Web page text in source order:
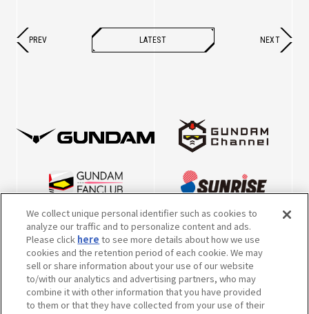
PREV LATEST NEXT
※英表記につきまして、2022年10月5日より、一部キャラクター・メカの表
We collect unique personal identifier such as cookies to
analyze our traffic and to personalize content and ads.
Please click here to see more details about how we use
cookies and the retention period of each cookie. We may
sell or share information about your use of our website
to/with our analytics and advertising partners, who may
combine it with other information that you have provided
to them or that they have collected from your use of their